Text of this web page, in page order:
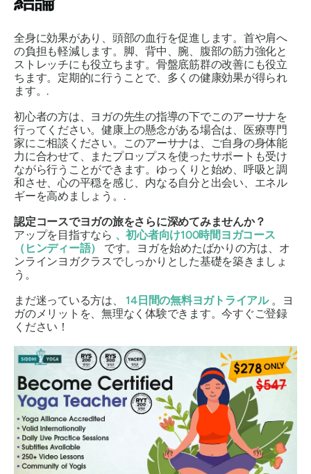
全身に効果があり、頭部の血行を促進します。首や肩へ
の負担も軽減します。脚、背中、腕、腹部の筋力強化と
ストレッチにも役立ちます。骨盤底筋群の改善にも役立
ちます。定期的に行うことで、多くの健康効果が得られ
ます。.
初心者の方は、ヨガの先生の指導の下でこのアーサナを
行ってください。健康上の懸念がある場合は、医療専門
家にご相談ください。このアーサナは、ご自身の身体能
力に合わせて、またプロップスを使ったサポートも受け
ながら行うことができます。ゆっくりと始め、呼吸と調
和させ、心の平穏を感じ、内なる自分と出会い、エネル
ギーを高めましょう。.
認定コースでヨガの旅をさらに深めてみませんか？
アップを目指すなら 、初心者向け100時間ヨガコース
（ヒンディー語）
です。ヨガを始めたばかりの方は、オ
ンラインヨガクラスでしっかりとした基礎を築きましょ
う。
まだ迷っている方は、14日間の無料ヨガトライアル。ヨ
ガのメリットを、無理なく体験できます。今すぐご登録
ください！